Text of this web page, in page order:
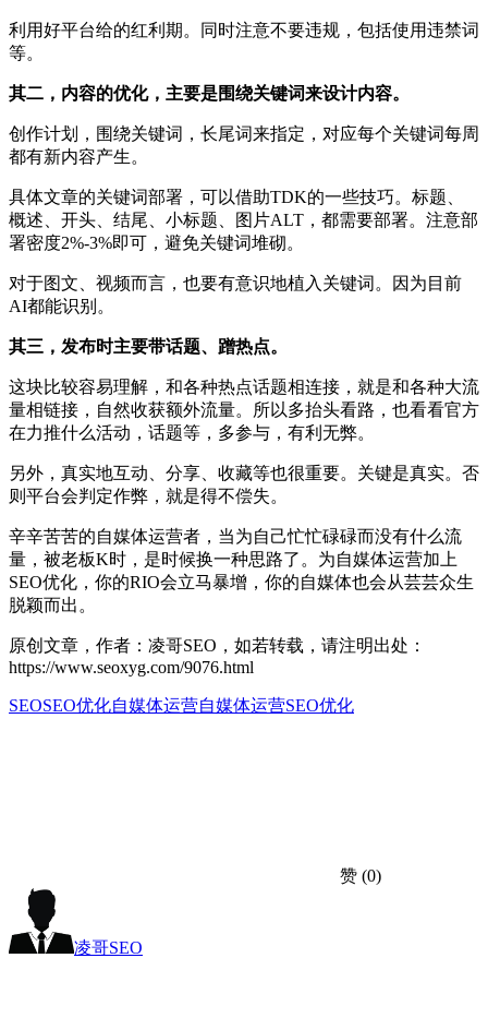
利用好平台给的红利期。同时注意不要违规，包括使用违禁词
等。
其二， 内容的优化，主要是围绕关键词来设计内容。
创作计划，围绕关键词，长尾词来指定，对应每个关键词每周
都有新内容产生。
具体文章的关键词部署，可以借助TDK的一些技巧。标题、
概述、开头、结尾、小标题、图片ALT，都需要部署。注意部
署密度2%-3%即可，避免关键词堆砌。
对于图文、视频而言，也要有意识地植入关键词。因为目前
AI都能识别。
其三， 发布时主要带话题、蹭热点。
这块比较容易理解，和各种热点话题相连接，就是和各种大流
量相链接，自然收获额外流量。所以多抬头看路，也看看官方
在力推什么活动，话题等，多参与，有利无弊。
另外，真实地互动、分享、收藏等也很重要。关键是真实。否
则平台会判定作弊，就是得不偿失。
辛辛苦苦的自媒体运营者，当为自己忙忙碌碌而没有什么流
量，被老板K时，是时候换一种思路了。为自媒体运营加上
SEO优化，你的RIO会立马暴增，你的自媒体也会从芸芸众生
脱颖而出。
原创文章，作者：凌哥SEO，如若转载，请注明出处：
https://www.seoxyg.com/9076.html
SEOSEO优化自媒体运营自媒体运营SEO优化
赞 (0)
凌哥SEO